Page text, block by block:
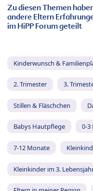
Zu diesen Themen
andere Eltern
im HiPP Forum geteilt
Kinderwunsch &
2. Trimester 3.
Stillen & Fläschchen
Babys Hautpflege 0-3
7-12 Monate
Kleinkinder im 3.